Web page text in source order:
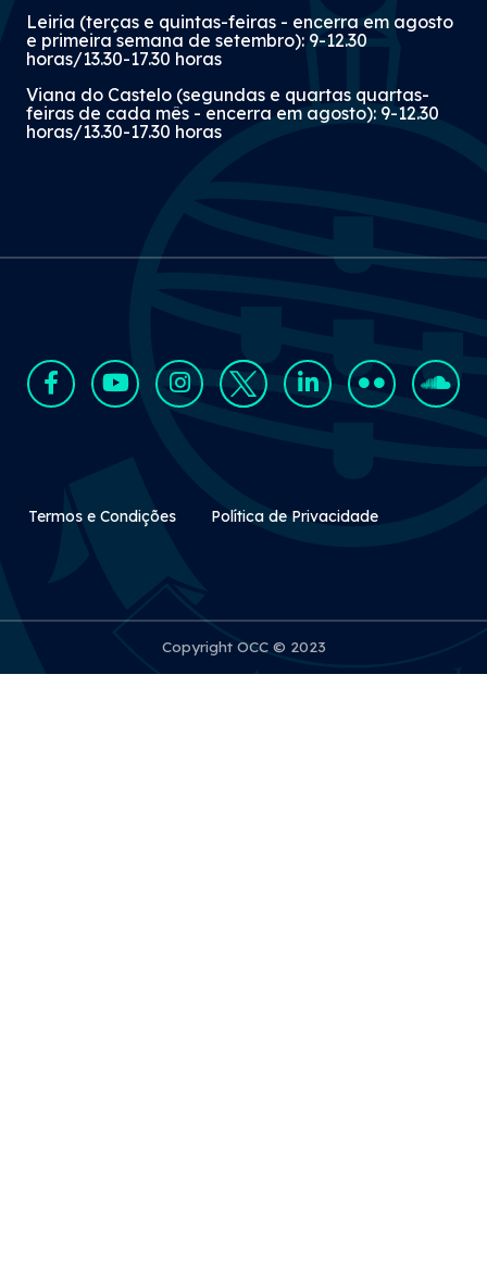
Leiria (terças e quintas-feiras - encerra em agosto
e primeira semana de setembro): 9-12.30
horas/13.30-17.30 horas
Viana do Castelo (segundas e quartas quartas-
feiras de cada mês - encerra em agosto): 9-12.30
horas/13.30-17.30 horas
Rodapé Secundário
Termos e Condições Política de Privacidade
Copyright OCC © 2023